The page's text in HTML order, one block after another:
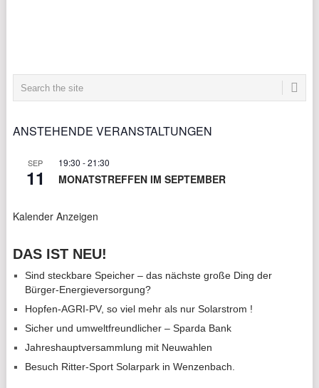
ANSTEHENDE VERANSTALTUNGEN
SEP
11
19:30 -21:30
MONATSTREFFEN IM SEPTEMBER
Kalender Anzeigen
DAS IST NEU!
Sind steckbare Speicher – das nächste große Ding der
Bürger-Energieversorgung?
Hopfen-AGRI-PV, so viel mehr als nur Solarstrom !
Sicher und umweltfreundlicher – Sparda Bank
Jahreshauptversammlung mit Neuwahlen
Besuch Ritter-Sport Solarpark in Wenzenbach.